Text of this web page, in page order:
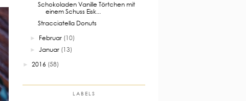
Schokoladen Vanille Törtchen mit
einem Schuss Eisk...
Stracciatella Donuts
► Februar (10)
►Januar (13)
► 2016 (58)
LABELS